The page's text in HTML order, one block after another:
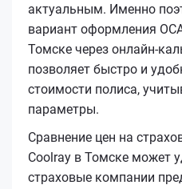
актуальным. Именно
вариант оформления
Томске через онлайн-
позволяет быстро и
стоимости полиса,
параметры.
Сравнение цен на
Coolray в Томске может
страховые компании